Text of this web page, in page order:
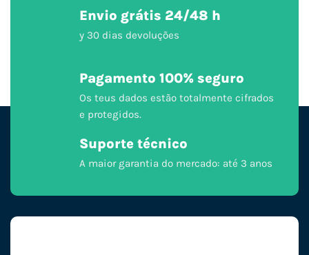
Envio grátis 24/48 h
y 30 dias devoluções
Pagamento 100% seguro
Os teus dados estão totalmente cifrados
e protegidos.
Suporte técnico
A maior garantia do mercado: até 3 anos